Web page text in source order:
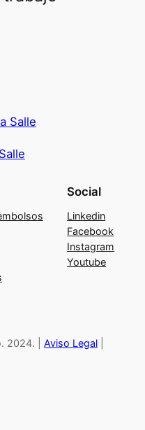
Social
Linkedin
Facebook
Instagram
Youtube
2024. | Aviso Legal|